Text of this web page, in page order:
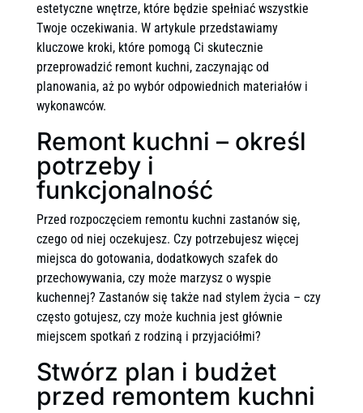
estetyczne wnętrze, które będzie spełniać wszystkie
Twoje oczekiwania. W artykule przedstawiamy
kluczowe kroki, które pomogą Ci skutecznie
przeprowadzić remont kuchni, zaczynając od
planowania, aż po wybór odpowiednich materiałów i
wykonawców.
Remont kuchni – określ
potrzeby i
funkcjonalność
Przed rozpoczęciem remontu kuchni zastanów się,
czego od niej oczekujesz. Czy potrzebujesz więcej
miejsca do gotowania, dodatkowych szafek do
przechowywania, czy może marzysz o wyspie
kuchennej? Zastanów się także nad stylem życia – czy
często gotujesz, czy może kuchnia jest głównie
miejscem spotkań z rodziną i przyjaciółmi?
Stwórz plan i budżet
przed remontem kuchni